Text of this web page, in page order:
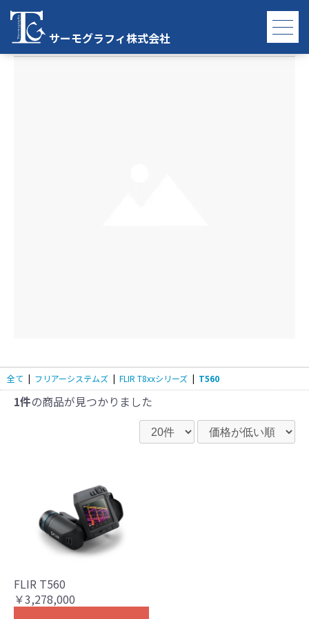
サーモグラフィ株式会社
T560
全て | フリアーシステムズ | FLIR T8xxシリーズ | T560
1件の商品が見つかりました
FLIR T560
￥3,278,000